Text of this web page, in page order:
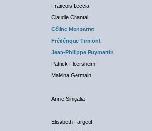
François Leccia
Claudie Chantal
Céline Monsarrat
Frédérique Tirmont
Jean-Philippe Puymartin
Patrick Floersheim
Malvina Germain
Annie Sinigalia
Elisabeth Fargeot